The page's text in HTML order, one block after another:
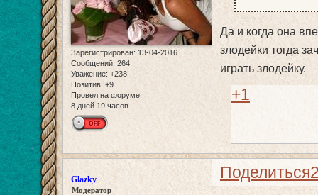
Зарегистрирован: 13-04-2016
Сообщений: 264
Уважение: +238
Позитив: +9
Провел на форуме:
8 дней 19 часов
Да и когда она
злодейки тогда
играть злодейку.
+1
Поделиться
Glazky
Модератор